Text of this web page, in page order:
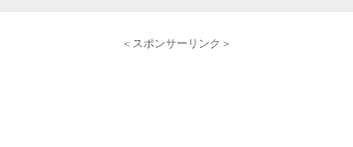
＜スポンサーリンク＞